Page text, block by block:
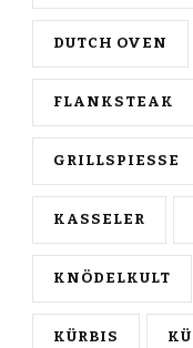
DUTCH OVEN
FLANKSTEAK
GRILLSPIESSE
KASSELER
KNÖDELKULT
KÜRBIS